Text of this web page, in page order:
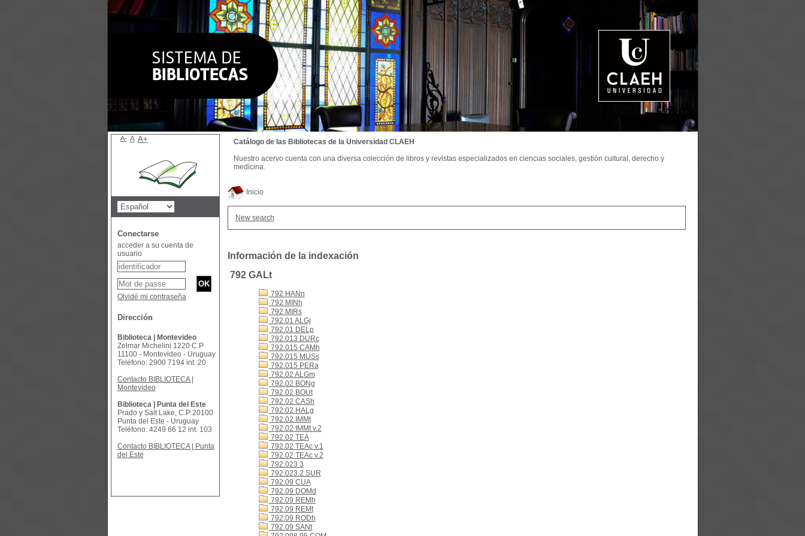
Inicio
New search
Información de la indexación
792 GALt
792 HANn
792 MINh
792 MIRs
792.01 ALGj
792.01 DELp
792.013 DURc
792.015 CAMh
792.015 MUSs
792.015 PERa
792.02 ALGm
792.02 BONg
792.02 BOUt
792.02 CASh
792.02 HALg
792.02 IMMt
792.02 IMMt v.2
792.02 TEA
792.02 TEAc v.1
792.02 TEAc v.2
792.023 3
792.023.2 SUR
792.09 CUA
792.09 DOMd
792.09 REMh
792.09 REMt
792.09 RODh
792.09 SANt
Catálogo de las Bibliotecas de la Universidad CLAEH
Nuestro acervo cuenta con una diversa colección de libros y revistas especializados en ciencias sociales, gestión cultural, derecho y
medicina.
A- A A+
Conectarse
acceder a su cuenta de
usuario
Olvidé mi contraseña
Dirección
Biblioteca | Montevideo
Zelmar Michelini 1220 C.P
11100 - Montevideo - Uruguay
Teléfono: 2900 7194 int. 20
Contacto BIBLIOTECA |
Montevideo
Biblioteca | Punta del Este
Prado y Salt Lake, C.P 20100
Punta del Este - Uruguay
Teléfono: 4249 66 12 int. 103
Contacto BIBLIOTECA | Punta
del Este